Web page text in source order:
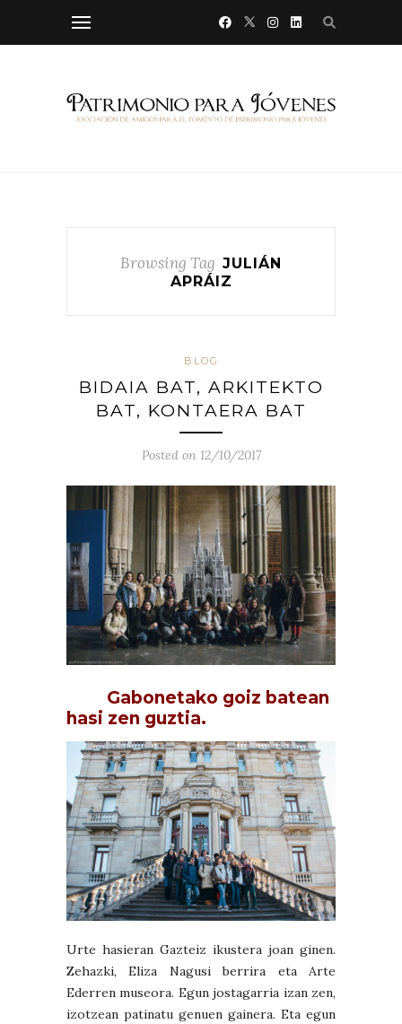
Browsing Tag JULIÁN
APRÁIZ
BLOG
BIDAIA BAT, ARKITEKTO
BAT, KONTAERA BAT
Posted on 12/10/2017
Gabonetako goiz batean
hasi zen guztia.
Urte hasieran Gazteiz ikustera joan ginen.
Zehazki, Eliza Nagusi berrira eta Arte
Ederren museora. Egun jostagarria izan zen,
izotzean patinatu genuen gainera. Eta egun